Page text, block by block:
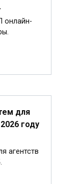
онлайн-
для
году
агентств